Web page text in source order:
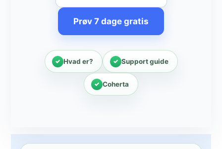
Prøv 7 dage gratis
Hvad er? Support guide
Coherta